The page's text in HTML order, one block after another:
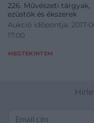
226. Művészeti tárgyak,
ezüstök és ékszerek
Aukció időpontja: 2017-
17:00
MEGTEKINTEM